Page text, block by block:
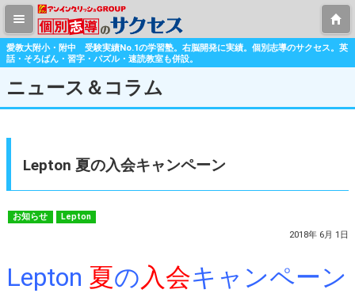
愛教大附小・附中 受験実績No.1の学習塾。右脳開発に実績。個別志導のサクセス。英
話・そろばん・習字・パズル・速読教室も併設。
ニュース＆コラム
Lepton 夏の入会キャンペーン
お知らせ
Lepton
2018年 6月 1日
Lepton 夏の入会キャンペーン